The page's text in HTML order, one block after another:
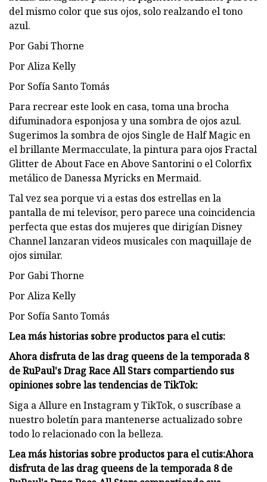
del mismo color que sus ojos, solo realzando el tono
azul.
Por Gabi Thorne
Por Aliza Kelly
Por Sofía Santo Tomás
Para recrear este look en casa, toma una brocha
difuminadora esponjosa y una sombra de ojos azul.
Sugerimos la sombra de ojos Single de Half Magic en
el brillante Mermacculate, la pintura para ojos Fractal
Glitter de About Face en Above Santorini o el Colorfix
metálico de Danessa Myricks en Mermaid.
Tal vez sea porque vi a estas dos estrellas en la
pantalla de mi televisor, pero parece una coincidencia
perfecta que estas dos mujeres que dirigían Disney
Channel lanzaran videos musicales con maquillaje de
ojos similar.
Por Gabi Thorne
Por Aliza Kelly
Por Sofía Santo Tomás
Lea más historias sobre productos para el cutis:
Ahora disfruta de las drag queens de la temporada 8
de RuPaul's Drag Race All Stars compartiendo sus
opiniones sobre las tendencias de TikTok:
Siga a Allure en Instagram y TikTok, o suscríbase a
nuestro boletín para mantenerse actualizado sobre
todo lo relacionado con la belleza.
Lea más historias sobre productos para el cutis:Ahora
disfruta de las drag queens de la temporada 8 de